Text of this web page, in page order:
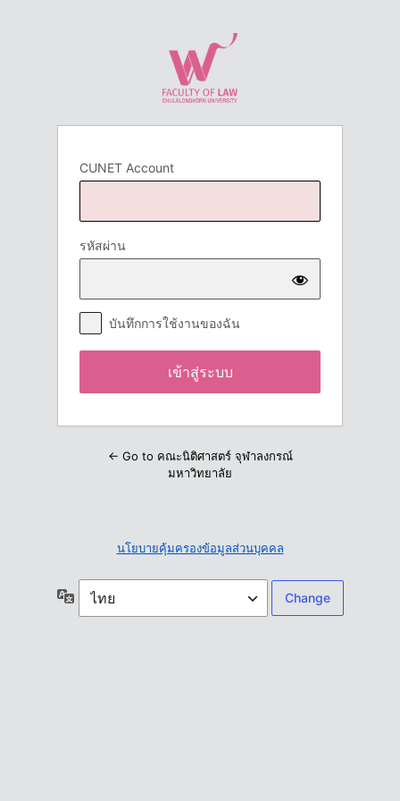
CUNET Account
รหัสผ่าน
บันทึกการใช้งานของฉัน
← Go to คณะนิติศาสตร์ จุฬาลงกรณ์
มหาวิทยาลัย
นโยบายคุ้มครองข้อมูลส่วนบุคคล
ภาษา